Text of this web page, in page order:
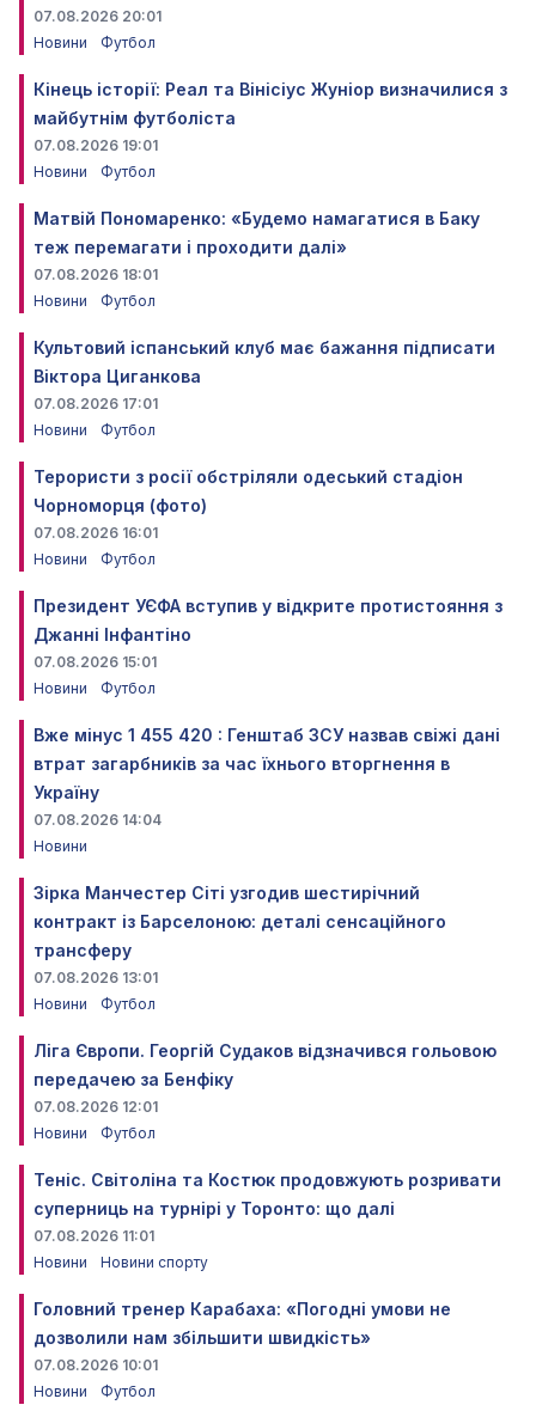
07.08.2026 20:01
Новини
Футбол
Кінець історії: Реал та Вінісіус Жуніор визначилися з
майбутнім футболіста
07.08.2026 19:01
Новини
Футбол
Матвій Пономаренко: «Будемо намагатися в Баку
теж перемагати і проходити далі»
07.08.2026 18:01
Новини
Футбол
Культовий іспанський клуб має бажання підписати
Віктора Циганкова
07.08.2026 17:01
Новини
Футбол
Терористи з росії обстріляли одеський стадіон
Чорноморця (фото)
07.08.2026 16:01
Новини
Футбол
Президент УЄФА вступив у відкрите протистояння з
Джанні Інфантіно
07.08.2026 15:01
Новини
Футбол
Вже мінус 1 455 420 : Генштаб ЗСУ назвав свіжі дані
втрат загарбників за час їхнього вторгнення в
Україну
07.08.2026 14:04
Новини
Зірка Манчестер Сіті узгодив шестирічний
контракт із Барселоною: деталі сенсаційного
трансферу
07.08.2026 13:01
Новини
Футбол
Ліга Європи. Георгій Судаков відзначився гольовою
передачею за Бенфіку
07.08.2026 12:01
Новини
Футбол
Теніс. Світоліна та Костюк продовжують розривати
суперниць на турнірі у Торонто: що далі
07.08.2026 11:01
Новини
Новини спорту
Головний тренер Карабаха: «Погодні умови не
дозволили нам збільшити швидкість»
07.08.2026 10:01
Новини
Футбол